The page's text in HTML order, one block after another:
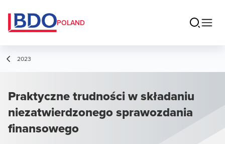
POLAND
2023
Praktyczne trudności w składaniu
niezatwierdzonego sprawozdania
finansowego